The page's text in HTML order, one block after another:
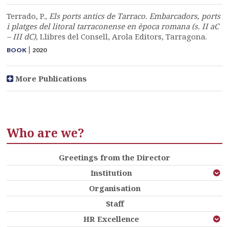
Terrado, P.,Els ports antics de Tarraco. Embarcadors, ports
i platges del litoral tarraconense en època romana (s. II aC
– III dC), Llibres del Consell, Arola Editors, Tarragona.
BOOK | 2020
More Publications
Who are we?
Greetings from the Director
Institution
Organisation
Staff
HR Excellence